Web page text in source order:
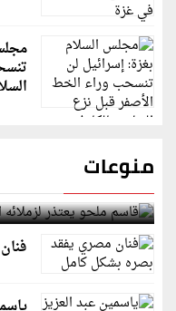
منوعات
قاسم ملحو يعتذر